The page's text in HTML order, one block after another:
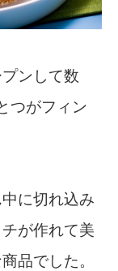
ンして数
つがフィン
に切れ込み
が作れて美
品でした。